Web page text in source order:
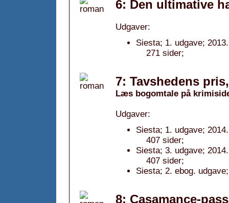
6: Den ultimative
Udgaver:
Siesta; 1. udgave; 2013.
271 sider;
7: Tavshedens
Læs bogomtale på
Udgaver:
Siesta; 1. udgave; 2014.
407 sider;
Siesta; 3. udgave; 2014.
407 sider;
Siesta; 2. ebog.
8: Casamance-